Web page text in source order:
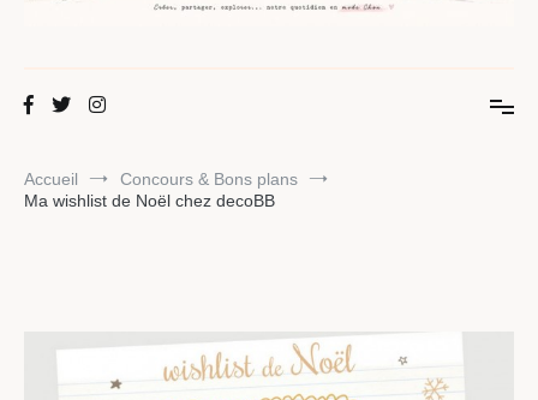
Maman Chou
Accueil
Concours & Bons plans
Ma wishlist de Noël chez decoBB